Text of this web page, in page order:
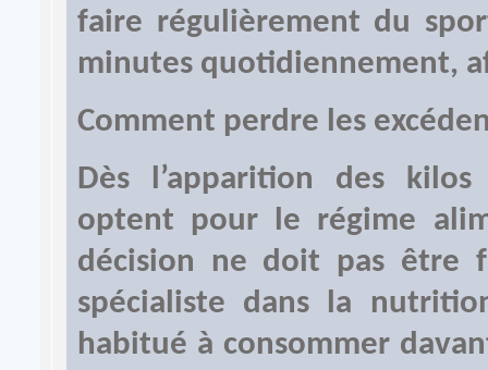
faire régulièrement du
minutes quotidiennement,
Comment perdre les
Dès l’apparition des
optent pour le régime
décision ne doit pas être
spécialiste dans la
habitué à consommer